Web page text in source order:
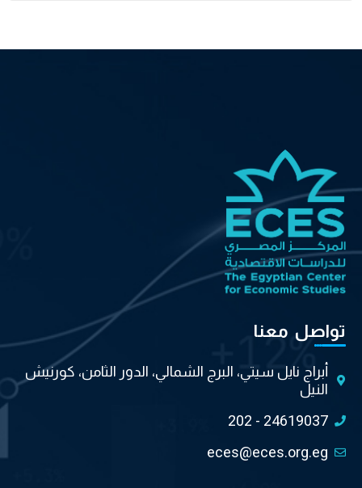
تواصل معنا
أبراج نايل سيتي، البرج الشمالي، الدور الثامن، كورنيش
النيل
202 - 24619037
eces@eces.org.eg